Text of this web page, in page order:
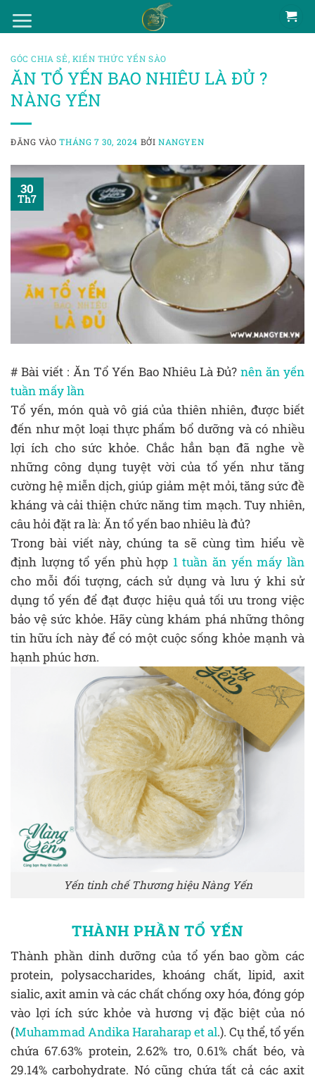
qua
dung
GÓC CHIA SẺ, KIẾN THỨC YẾN SÀO
ĂN TỔ YẾN BAO NHIÊU LÀ ĐỦ ?
NÀNG YẾN
ĐĂNG VÀOTHÁNG 7 30, 2024 BỞINANGYEN
30
Th7
# Bài viết : Ăn Tổ Yến Bao Nhiêu Là Đủ? nên ăn yến
tuần mấy lần
Tổ yến, món quà vô giá của thiên nhiên, được biết
đến như một loại thực phẩm bổ dưỡng và có nhiều
lợi ích cho sức khỏe. Chắc hẳn bạn đã nghe về
những công dụng tuyệt vời của tổ yến như tăng
cường hệ miễn dịch, giúp giảm mệt mỏi, tăng sức đề
kháng và cải thiện chức năng tim mạch. Tuy nhiên,
câu hỏi đặt ra là: Ăn tổ yến bao nhiêu là đủ?
Trong bài viết này, chúng ta sẽ cùng tìm hiểu về
định lượng tổ yến phù hợp 1 tuần ăn yến mấy lần
cho mỗi đối tượng, cách sử dụng và lưu ý khi sử
dụng tổ yến để đạt được hiệu quả tối ưu trong việc
bảo vệ sức khỏe. Hãy cùng khám phá những thông
tin hữu ích này để có một cuộc sống khỏe mạnh và
hạnh phúc hơn.
Yến tinh chế Thương hiệu Nàng Yến
THÀNH PHẦN TỔ YẾN
Thành phần dinh dưỡng của tổ yến bao gồm các
protein, polysaccharides, khoáng chất, lipid, axit
sialic, axit amin và các chất chống oxy hóa, đóng góp
vào lợi ích sức khỏe và hương vị đặc biệt của nó
(Muhammad Andika Haraharap et al.). Cụ thể, tổ yến
chứa 67.63% protein, 2.62% tro, 0.61% chất béo, và
29.14% carbohydrate. Nó cũng chứa tất cả các axit